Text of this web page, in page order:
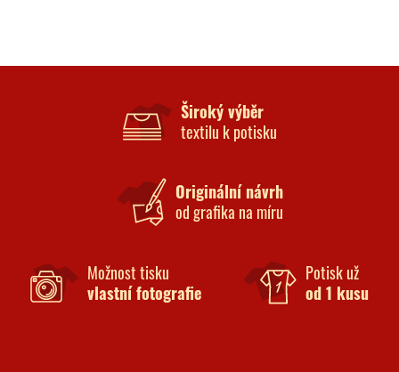
Široký výběr
textilu k potisku
Originální návrh
od grafika na míru
Možnost tisku
vlastní fotografie
Potisk už
od 1 kusu